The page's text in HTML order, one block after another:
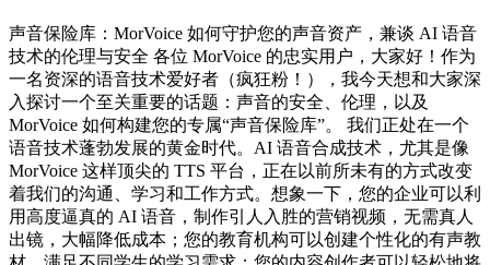
声音保险库：MorVoice 如何守护您的声音资产，兼谈 AI 语音
技术的伦理与安全 各位 MorVoice 的忠实用户，大家好！作为
一名资深的语音技术爱好者（疯狂粉！），我今天想和大家深
入探讨一个至关重要的话题：声音的安全、伦理，以及
MorVoice 如何构建您的专属“声音保险库”。 我们正处在一个
语音技术蓬勃发展的黄金时代。AI 语音合成技术，尤其是像
MorVoice 这样顶尖的 TTS 平台，正在以前所未有的方式改变
着我们的沟通、学习和工作方式。想象一下，您的企业可以利
用高度逼真的 AI 语音，制作引人入胜的营销视频，无需真人
出镜，大幅降低成本；您的教育机构可以创建个性化的有声教